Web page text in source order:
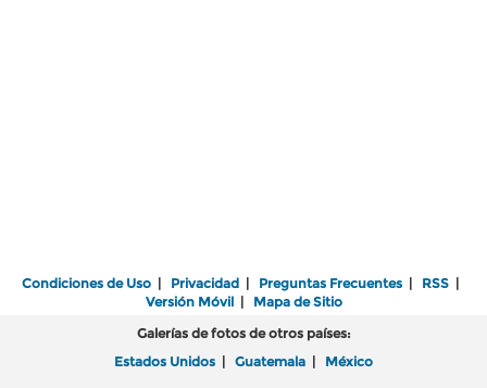
Condiciones de Uso | Privacidad | Preguntas Frecuentes | RSS |
Versión Móvil| Mapa de Sitio
Galerías de fotos de otros países:
Estados Unidos | Guatemala | México